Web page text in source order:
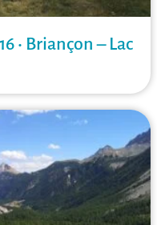
• Briançon – Lac